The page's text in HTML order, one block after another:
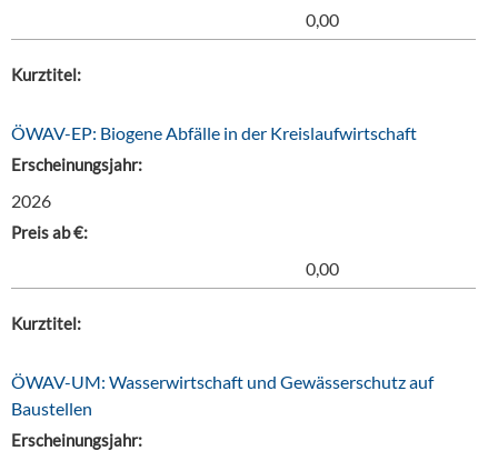
0,00
Kurztitel:
ÖWAV-EP: Biogene Abfälle in der Kreislaufwirtschaft
Erscheinungsjahr:
2026
Preis ab €:
0,00
Kurztitel:
ÖWAV-UM: Wasserwirtschaft und Gewässerschutz auf
Baustellen
Erscheinungsjahr: